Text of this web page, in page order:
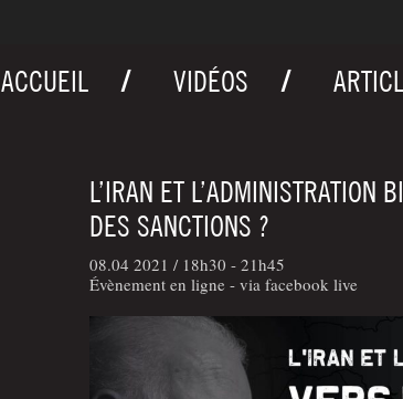
ACCUEIL VIDÉOS
L’IRAN ET L’ADMINISTRATION
DES SANCTIONS ?
08.04 2021 / 18h30 - 21h45
Évènement en ligne - via facebook live